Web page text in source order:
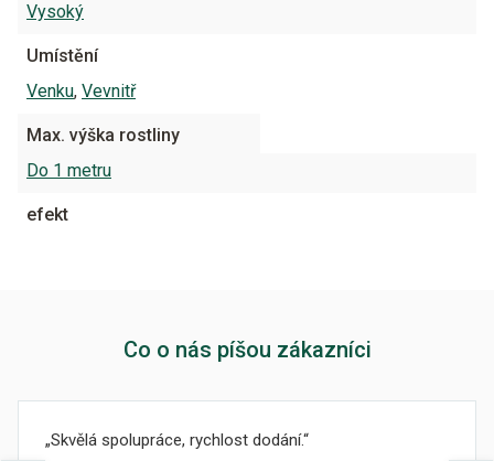
Vysoký
Umístění
Venku, Vevnitř
Max. výška rostliny
Do 1 metru
efekt
Co o nás píšou zákazníci
Skvělá spolupráce, rychlost dodání.